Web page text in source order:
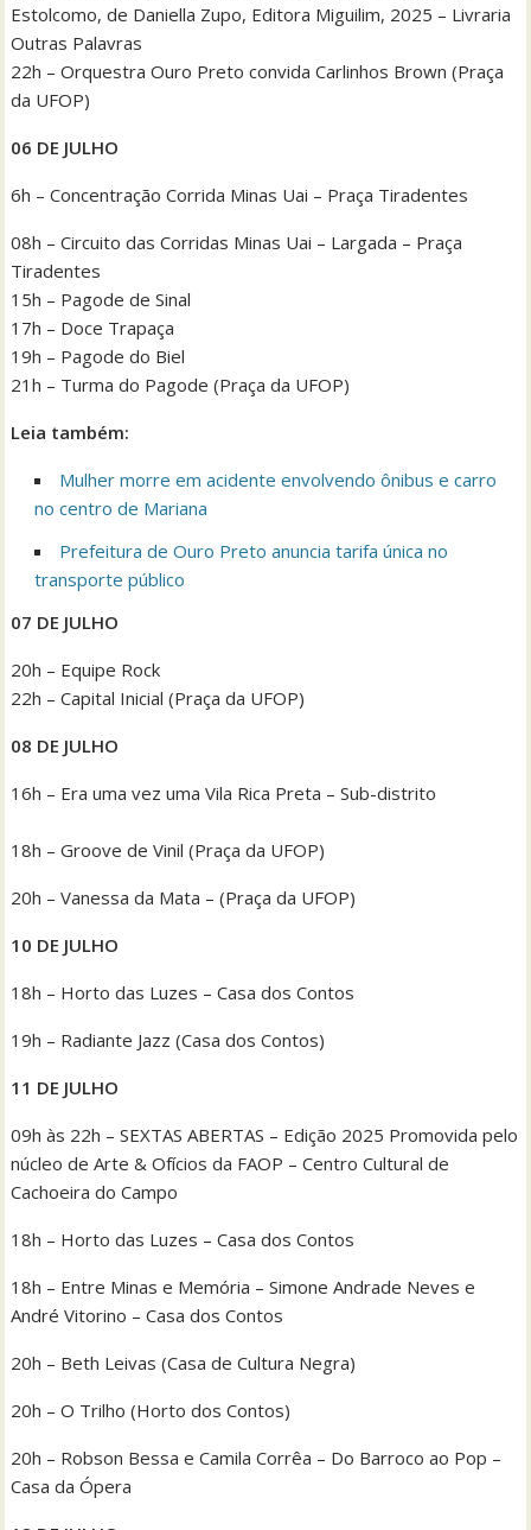
Estolcomo, de Daniella Zupo, Editora Miguilim, 2025 – Livraria
Outras Palavras
22h – Orquestra Ouro Preto convida Carlinhos Brown (Praça
da UFOP)
06 DE JULHO
6h – Concentração Corrida Minas Uai – Praça Tiradentes
08h – Circuito das Corridas Minas Uai – Largada – Praça
Tiradentes
15h – Pagode de Sinal
17h – Doce Trapaça
19h – Pagode do Biel
21h – Turma do Pagode (Praça da UFOP)
Leia também:
Mulher morre em acidente envolvendo ônibus e carro
no centro de Mariana
Prefeitura de Ouro Preto anuncia tarifa única no
transporte público
07 DE JULHO
20h – Equipe Rock
22h – Capital Inicial (Praça da UFOP)
08 DE JULHO
16h – Era uma vez uma Vila Rica Preta – Sub-distrito
18h – Groove de Vinil (Praça da UFOP)
20h – Vanessa da Mata – (Praça da UFOP)
10 DE JULHO
18h – Horto das Luzes – Casa dos Contos
19h – Radiante Jazz (Casa dos Contos)
11 DE JULHO
09h às 22h – SEXTAS ABERTAS – Edição 2025 Promovida pelo
núcleo de Arte & Ofícios da FAOP – Centro Cultural de
Cachoeira do Campo
18h – Horto das Luzes – Casa dos Contos
18h – Entre Minas e Memória – Simone Andrade Neves e
André Vitorino – Casa dos Contos
20h – Beth Leivas (Casa de Cultura Negra)
20h – O Trilho (Horto dos Contos)
20h – Robson Bessa e Camila Corrêa – Do Barroco ao Pop –
Casa da Ópera